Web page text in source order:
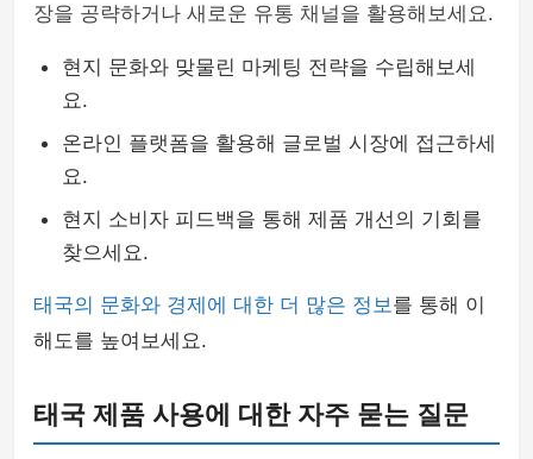
장을 공략하거나 새로운 유통 채널을 활용해보세요.
현지 문화와 맞물린 마케팅 전략을 수립해보세
요.
온라인 플랫폼을 활용해 글로벌 시장에 접근하세
요.
현지 소비자 피드백을 통해 제품 개선의 기회를
찾으세요.
태국의 문화와 경제에 대한 더 많은 정보를 통해 이
해도를 높여보세요.
태국 제품 사용에 대한 자주 묻는 질문